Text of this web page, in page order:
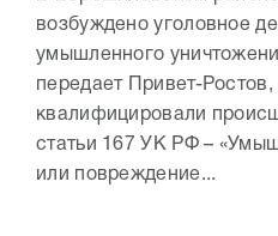
возбуждено уголовное
умышленного
передает Привет-Ростов,
квалифицировали
статьи 167 УК РФ –
или повреждение...